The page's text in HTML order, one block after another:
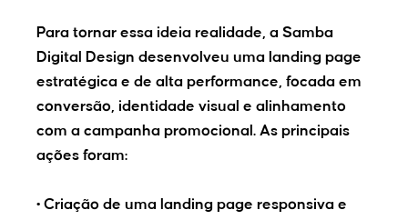
Para tornar essa ideia realidade, a Samba
Digital Design desenvolveu uma landing page
estratégica e de alta performance, focada em
conversão, identidade visual e alinhamento
com a campanha promocional. As principais
ações foram:
• Criação de uma landing page responsiva e